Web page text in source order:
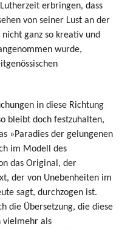
erbringen, dass
von seiner Lust an der
ganz so kreativ und
wurde,
in diese Richtung
bleibt doch festzuhalten,
»Paradies der gelungenen
im Modell des
das Original, der
der von Unebenheiten im
sagt, durchzogen ist.
die Übersetzung, die diese
vielmehr als